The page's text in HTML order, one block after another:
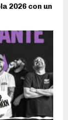
2026 con un